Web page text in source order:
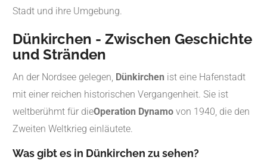
Stadt und ihre Umgebung.
Dünkirchen - Zwischen Geschichte
und Stränden
An der Nordsee gelegen, Dünkirchen ist eine Hafenstadt
mit einer reichen historischen Vergangenheit. Sie ist
weltberühmt für dieOperation Dynamo von 1940, die den
Zweiten Weltkrieg einläutete.
Was gibt es in Dünkirchen zu sehen?